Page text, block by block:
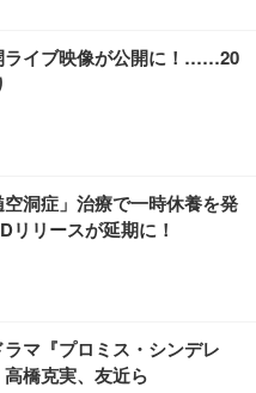
ライブ映像が公開に！……20
洞症」治療で一時休養を発
リリースが延期に！
マ『プロミス・シンデレ
橋克実、友近ら